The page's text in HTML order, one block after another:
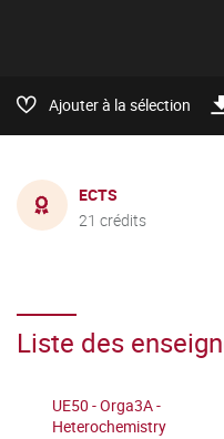
Ajouter à la sélection
ECTS
21 crédits
Liste des
UE50 - Orga3A -
Heterochemistry